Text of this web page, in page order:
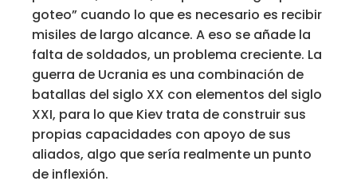
goteo” cuando lo que es necesario es recibir
misiles de largo alcance. A eso se añade la
falta de soldados, un problema creciente. La
guerra de Ucrania es una combinación de
batallas del siglo XX con elementos del siglo
XXI, para lo que Kiev trata de construir sus
propias capacidades con apoyo de sus
aliados, algo que sería realmente un punto
de inflexión.